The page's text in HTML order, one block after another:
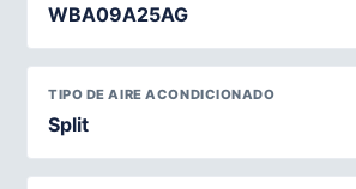
WBA09A25AG
TIPO DE AIRE ACONDICIONADO
Split